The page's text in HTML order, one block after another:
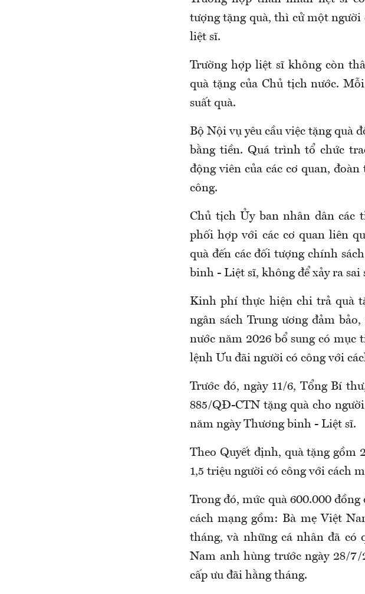
tượng tặng quà,thì cử một người
liệt sĩ.
Trường hợp liệt sĩ không còn
quà tặng của Chủ tịch nước.
suất quà.
Bộ Nội vụ yêu cầu việc tặng quà
bằng tiền. Quá trình tổ chức
động viên của các cơ quan,
công.
Chủ tịch Ủy ban nhân dâncác
phối hợp với các cơ quan liên
quà đến các đối tượng chính
binh - Liệt sĩ, không để xảy ra sai
Kinh phí thực hiện chi trả quà
ngân sách Trung ương đảm bảo,
nước năm 2026 bổ sung có mục
lệnh Ưu đãi người có công với
Trước đó, ngày 11/6, Tổng Bí
885/QĐ-CTN tặng quà cho
năm ngày Thương binh - Liệt sĩ.
Theo Quyết định, quà tặng gồm
1,5 triệu người có công với cách
Trong đó, mức quà 600.000
cách mạng gồm: Bà mẹ Việt
tháng, và những cá nhân đã có
Nam anh hùng trước ngày 28/
cấp ưu đãi hằng tháng.